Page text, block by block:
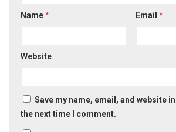
Name* Email*
Website
Save my name, email, and website
the next time I comment.